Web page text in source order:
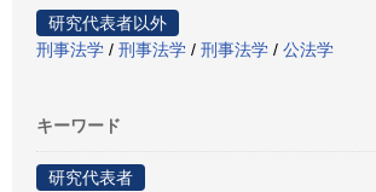
研究代表者以外
刑事法学 / 刑事法学 / 刑事法学 / 公法学
キーワード
研究代表者